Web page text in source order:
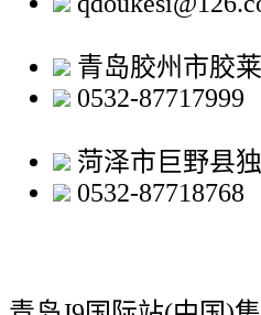
青岛胶州市胶
0532-87717999
菏泽市巨野县
0532-87718768